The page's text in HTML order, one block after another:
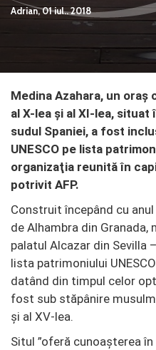
Adrian,01 iul.. 2018
Medina Azahara, un
al X-lea şi al XI-lea,
sudul Spaniei, a fost
UNESCO pe lista
organizaţia reunită în
potrivit AFP.
Construit începând cu
de Alhambra din Granada,
palatul Alcazar din Sevilla
lista patrimoniului
datând din timpul celor
fost sub stăpânire
şi al XV-lea.
Situl ”oferă cunoaşterea